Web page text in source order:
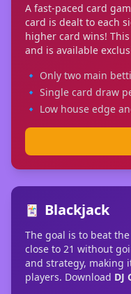
A fast-paced card
card is dealt to each
higher card wins!
and is available
🔹 Only two main
🔹 Single card draw
🔹 Low house edge
🃏 Blackjack
The goal is to beat
close to 21 without
and strategy, making
players. Download DJ